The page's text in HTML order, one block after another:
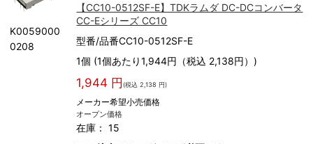
K0059000
0208
【CC10-0512SF-E】TDKラムダ DC-DCコンバータ
CC-Eシリーズ CC10
型番/品番CC10-0512SF-E
1個 (1個あたり1,944円（税込 2,138円）)
1,944 円 (税込 2,138 円)
メーカー希望小売価格
オープン価格
在庫： 15